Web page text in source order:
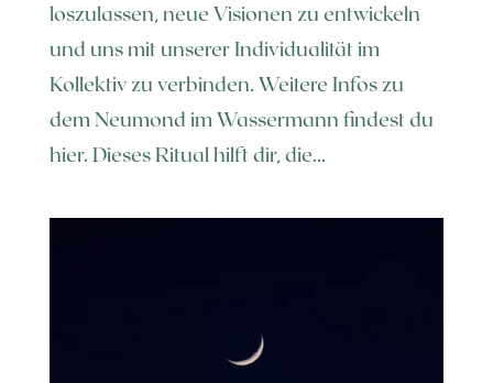
loszulassen, neue Visionen zu entwickeln
und uns mit unserer Individualität im
Kollektiv zu verbinden. Weitere Infos zu
dem Neumond im Wassermann findest du
hier. Dieses Ritual hilft dir, die...